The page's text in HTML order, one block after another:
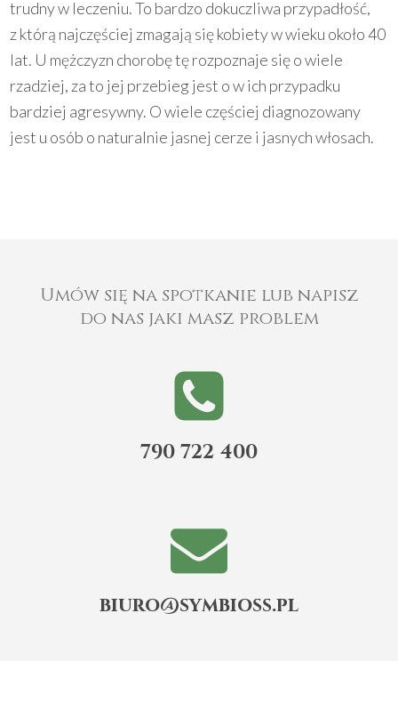
trudny w leczeniu. To bardzo dokuczliwa przypadłość,
z którą najczęściej zmagają się kobiety w wieku około 40
lat. U mężczyzn chorobę tę rozpoznaje się o wiele
rzadziej, za to jej przebieg jest o w ich przypadku
bardziej agresywny. O wiele częściej diagnozowany
jest u osób o naturalnie jasnej cerze i jasnych włosach.
Umów się na spotkanie lub napisz
do nas jaki masz problem
790 722 400
biuro@symbioss.pl